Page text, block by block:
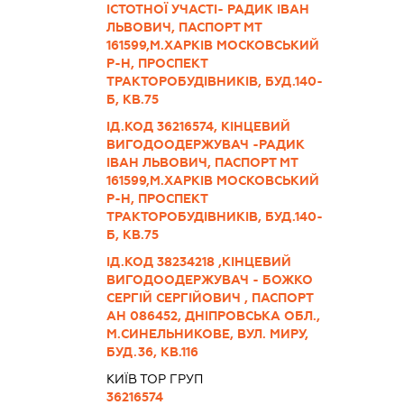
ІСТОТНОЇ УЧАСТІ- РАДИК ІВАН
ЛЬВОВИЧ, ПАСПОРТ МТ
161599,М.ХАРКІВ МОСКОВСЬКИЙ
Р-Н, ПРОСПЕКТ
ТРАКТОРОБУДІВНИКІВ, БУД.140-
Б, КВ.75
ІД.КОД 36216574, КІНЦЕВИЙ
ВИГОДООДЕРЖУВАЧ -РАДИК
ІВАН ЛЬВОВИЧ, ПАСПОРТ МТ
161599,М.ХАРКІВ МОСКОВСЬКИЙ
Р-Н, ПРОСПЕКТ
ТРАКТОРОБУДІВНИКІВ, БУД.140-
Б, КВ.75
ІД.КОД 38234218 ,КІНЦЕВИЙ
ВИГОДООДЕРЖУВАЧ - БОЖКО
СЕРГІЙ СЕРГІЙОВИЧ , ПАСПОРТ
АН 086452, ДНІПРОВСЬКА ОБЛ.,
М.СИНЕЛЬНИКОВЕ, ВУЛ. МИРУ,
БУД.36, КВ.116
КИЇВ ТОР ГРУП
36216574